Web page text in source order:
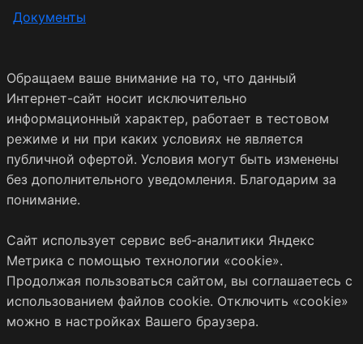
Документы
Обращаем ваше внимание на то, что данный
Интернет-сайт носит исключительно
информационный характер, работает в тестовом
режиме и ни при каких условиях не является
публичной офертой. Условия могут быть изменены
без дополнительного уведомления. Благодарим за
понимание.
Сайт использует сервис веб-аналитики Яндекс
Метрика с помощью технологии «cookie».
Продолжая пользоваться сайтом, вы соглашаетесь с
использованием файлов cookie. Отключить «cookie»
можно в настройках Вашего браузера.